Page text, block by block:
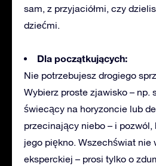
sam, z przyjaciółmi, czy
dziećmi.
Dla początkujących:
Nie potrzebujesz drogiego
Wybierz proste zjawisko – np.
świecący na horyzoncie lub
przecinający niebo – i pozwól,
jego piękno. Wszechświat nie
eksperckiej – prosi tylko o